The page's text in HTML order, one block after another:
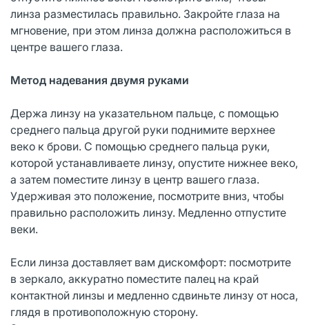
линза разместилась правильно. Закройте глаза на
мгновение, при этом линза должна расположиться в
центре вашего глаза.
Метод надевания двумя руками
Держа линзу на указательном пальце, с помощью
среднего пальца другой руки поднимите верхнее
веко к брови. С помощью среднего пальца руки,
которой устанавливаете линзу, опустите нижнее веко,
а затем поместите линзу в центр вашего глаза.
Удерживая это положение, посмотрите вниз, чтобы
правильно расположить линзу. Медленно отпустите
веки.
Если линза доставляет вам дискомфорт: посмотрите
в зеркало, аккуратно поместите палец на край
контактной линзы и медленно сдвиньте линзу от носа,
глядя в противоположную сторону.